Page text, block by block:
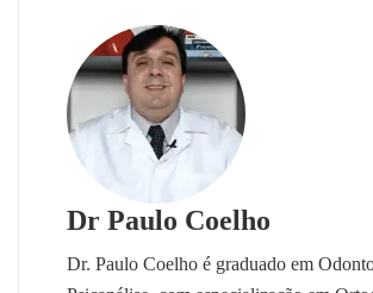
Dr Paulo Coelho
Dr. Paulo Coelho é graduado em